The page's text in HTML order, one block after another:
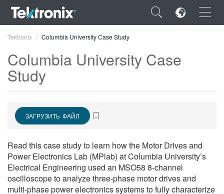
×
FRANÇAIS
VIỆT NAM
简体中文
Tektronix Columbia University Case Study
Columbia University Case
Study
ЗАГРУЗИТЬ ФАЙЛ
Read this case study to learn how the Motor Drives and
Power Electronics Lab (MPlab) at Columbia University’s
Electrical Engineering used an MSO58 8-channel
oscilloscope to analyze three-phase motor drives and
multi-phase power electronics systems to fully characterize